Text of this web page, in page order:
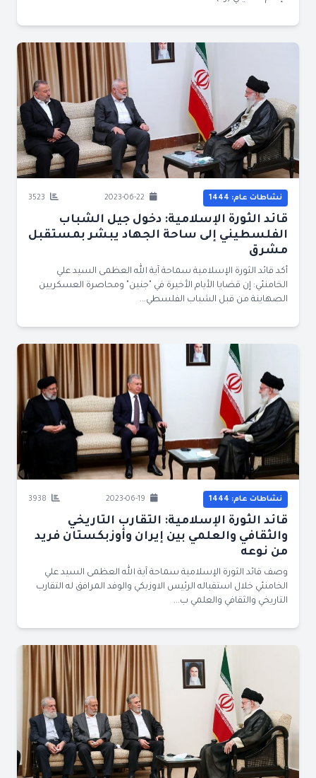
نشاطات عام: 1444
قائد الثورة الإسلامية: دخول جيل الشباب
الفلسطيني إلى ساحة الجهاد يبشر بمستقبل
مشرق
أكد قائد الثورة الإسلامية سماحة آية الله العظمى السيد علي
الخامنئي: إن قضايا الأيام الأخيرة في "جنين" ومحاصرة العسكريين
الصهاينة من قبل الشباب الفلسطي...
نشاطات عام: 1444
قائد الثورة الإسلامية: التقارب التاريخي
والثقافي والعلمي بين إيران وأوزبكستان فريد
من نوعه
وصف قائد الثورة الإسلامية سماحة آية الله العظمى السيد علي
الخامنئي خلال استقباله الرئيس الاوزبكي والوفد المرافق له التقارب
التاريخي والثقافي والعلمي ب...